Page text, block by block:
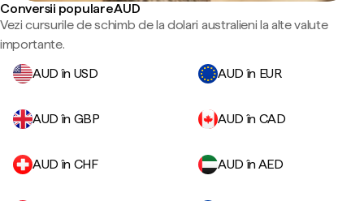
Conversii populare AUD
Vezi cursurile de schimb de la dolari australieni la alte valute
importante.
AUD în USD
AUD în EUR
AUD în GBP AUD în CAD
AUD în CHF AUD în AED